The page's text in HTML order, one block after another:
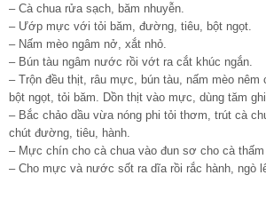
– Cà chua rửa sạch, băm nhuyễn.
– Ướp mực với tỏi băm, đường, tiêu, bột ngọt.
– Nấm mèo ngâm nở, xắt nhỏ.
– Bún tàu ngâm nước rồi vớt ra cắt khúc ngắn.
– Trộn đều thịt, râu mực, bún tàu, nấm mèo nêm
bột ngọt, tỏi băm. Dồn thịt vào mực, dùng tăm
– Bắc chảo dầu vừa nóng phi tỏi thơm, trút cà
chút đường, tiêu, hành.
– Mực chín cho cà chua vào đun sơ cho cà thấm
– Cho mực và nước sốt ra dĩa rồi rắc hành, ngò